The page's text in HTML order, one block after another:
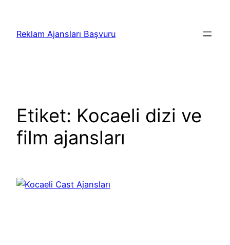
Reklam Ajansları Başvuru
Etiket: Kocaeli dizi ve
film ajansları